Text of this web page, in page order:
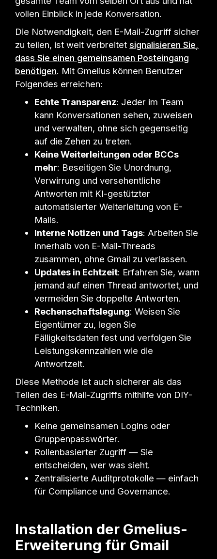
vollen Einblick in jede Konversation.
Die Notwendigkeit, den E-Mail-Zugriff sicher
zu teilen, ist weit verbreitetsignalisieren Sie,
dass Sie einen gemeinsamen Posteingang
benötigen. Mit Gmelius können Benutzer
Folgendes erreichen:
Echte Transparenz: Jeder im Team
kann Konversationen sehen, zuweisen
und verwalten, ohne sich gegenseitig
auf die Zehen zu treten.
Keine Weiterleitungen oder BCCs
mehr: Beseitigen Sie Unordnung,
Verwirrung und versehentliche
Antworten mit KI-gestützter
automatisierter Weiterleitung von E-
Mails.
Interne Notizen und Tags: Arbeiten Sie
innerhalb von E-Mail-Threads
zusammen, ohne Gmail zu verlassen.
Updates in Echtzeit: Erfahren Sie, wann
jemand auf einen Thread antwortet, und
vermeiden Sie doppelte Antworten.
Rechenschaftslegung: Weisen Sie
Eigentümer zu, legen Sie
Fälligkeitsdaten fest und verfolgen Sie
Leistungskennzahlen wie die
Antwortzeit.
Diese Methode ist auch sicherer als das
Teilen des E-Mail-Zugriffs mithilfe von DIY-
Techniken.
Keine gemeinsamen Logins oder
Gruppenpasswörter.
Rollenbasierter Zugriff — Sie
entscheiden, wer was sieht.
Zentralisierte Auditprotokolle — einfach
für Compliance und Governance.
Installation der Gmelius-
Erweiterung für Gmail